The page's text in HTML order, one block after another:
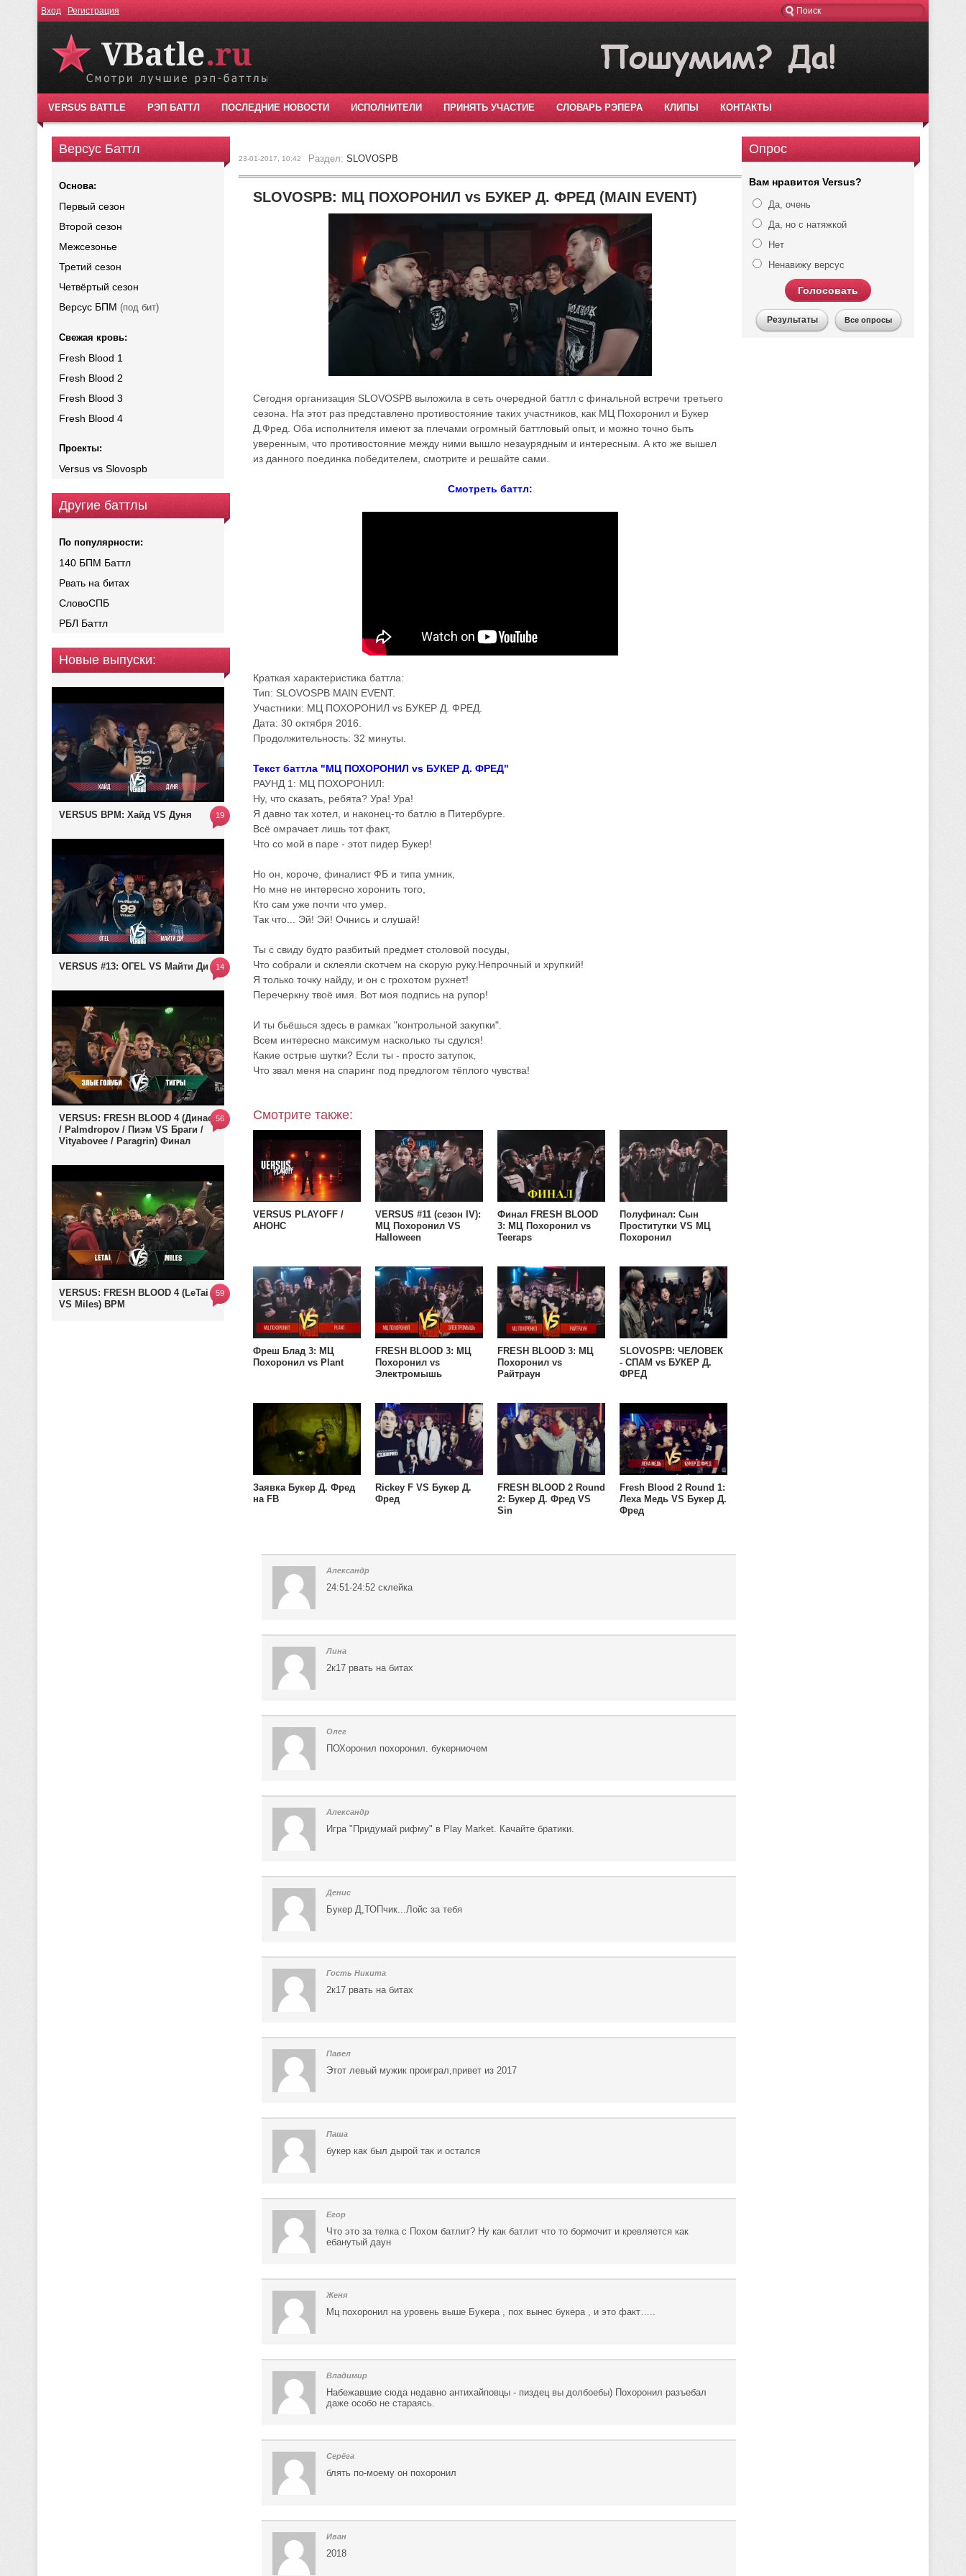
Вход Регистрация
VERSUS BATTLE РЭП БАТТЛ ПОСЛЕДНИЕ НОВОСТИ ИСПОЛНИТЕЛИ ПРИНЯТЬ УЧАСТИЕ СЛОВАРЬ РЭПЕРА КЛИПЫ КОНТАКТЫ
Версус Баттл
Основа:
Первый сезон
Второй сезон
Межсезонье
Третий сезон
Четвёртый сезон
Версус БПМ (под бит)
Свежая кровь:
Fresh Blood 1
Fresh Blood 2
Fresh Blood 3
Fresh Blood 4
Проекты:
Versus vs Slovospb
Другие баттлы
По популярности:
140 БПМ Баттл
Рвать на битах
СловоСПБ
РБЛ Баттл
Новые выпуски:
VERSUS BPM: Хайд VS Дуня 19
VERSUS #13: ОГЕL VS Майти Ди 14
VERSUS: FRESH BLOOD 4 (Династ
/ Palmdropov / Пиэм VS Браги /
Vityabovee / Paragrin) Финал
56
VERSUS: FRESH BLOOD 4 (LeTai
VS Miles) BPM
59
23-01-2017, 10:42 Раздел: SLOVOSPB
SLOVOSPB: МЦ ПОХОРОНИЛ vs БУКЕР Д. ФРЕД (MAIN EVENT)
Сегодня организация SLOVOSPB выложила в сеть очередной баттл с финальной встречи третьего
сезона. На этот раз представлено противостояние таких участников, как МЦ Похоронил и Букер
Д.Фред. Оба исполнителя имеют за плечами огромный баттловый опыт, и можно точно быть
уверенным, что противостояние между ними вышло незаурядным и интересным. А кто же вышел
из данного поединка победителем, смотрите и решайте сами.
Смотреть баттл:
Краткая характеристика баттла:
Тип: SLOVOSPB MAIN EVENT.
Участники: МЦ ПОХОРОНИЛ vs БУКЕР Д. ФРЕД.
Дата: 30 октября 2016.
Продолжительность: 32 минуты.
Текст баттла "МЦ ПОХОРОНИЛ vs БУКЕР Д. ФРЕД"
РАУНД 1: МЦ ПОХОРОНИЛ:
Ну, что сказать, ребята? Ура! Ура!
Я давно так хотел, и наконец-то батлю в Питербурге.
Всё омрачает лишь тот факт,
Что со мой в паре - этот пидер Букер!
Но он, короче, финалист ФБ и типа умник,
Но мне не интересно хоронить того,
Кто сам уже почти что умер.
Так что... Эй! Эй! Очнись и слушай!
Ты с свиду будто разбитый предмет столовой посуды,
Что собрали и склеяли скотчем на скорую руку.Непрочный и хрупкий!
Я только точку найду, и он с грохотом рухнет!
Перечеркну твоё имя. Вот моя подпись на рупор!
И ты бьёшься здесь в рамках "контрольной закупки".
Всем интересно максимум насколько ты сдулся!
Какие острые шутки? Если ты - просто затупок,
Что звал меня на спаринг под предлогом тёплого чувства!
Смотрите также:
VERSUS PLAYOFF /
АНОНС
VERSUS #11 (сезон IV):
МЦ Похоронил VS
Halloween
Финал FRESH BLOOD
3: МЦ Похоронил vs
Teeraps
Полуфинал: Сын
Проститутки VS МЦ
Похоронил
Фреш Блад 3: МЦ
Похоронил vs Plant
FRESH BLOOD 3: МЦ
Похоронил vs
Электромышь
FRESH BLOOD 3: МЦ
Похоронил vs
Райтраун
SLOVOSPB: ЧЕЛОВЕК
- СПАМ vs БУКЕР Д.
ФРЕД
Заявка Букер Д. Фред
на FB
Rickey F VS Букер Д.
Фред
FRESH BLOOD 2 Round
2: Букер Д. Фред VS
Sin
Fresh Blood 2 Round 1:
Леха Медь VS Букер Д.
Фред
Александр
24:51-24:52 склейка
Лина
2к17 рвать на битах
Олег
ПОХоронил похоронил. букерниочем
Александр
Игра "Придумай рифму" в Play Market. Качайте братики.
Денис
Букер Д,ТОПчик...Лойс за тебя
Гость Никита
2к17 рвать на битах
Павел
Этот левый мужик проиграл,привет из 2017
Паша
букер как был дырой так и остался
Егор
Что это за телка с Похом батлит? Ну как батлит что то бормочит и кревляется как
ебанутый даун
Женя
Мц похоронил на уровень выше Букера , пох вынес букера , и это факт…..
Владимир
Набежавшие сюда недавно антихайповцы - пиздец вы долбоебы) Похоронил разъебал
даже особо не стараясь.
Серёга
блять по-моему он похоронил
Иван
2018
Опрос
Вам нравится Versus?
Да, очень
Да, но с натяжкой
Нет
Ненавижу версус
Голосовать
Результаты Все опросы